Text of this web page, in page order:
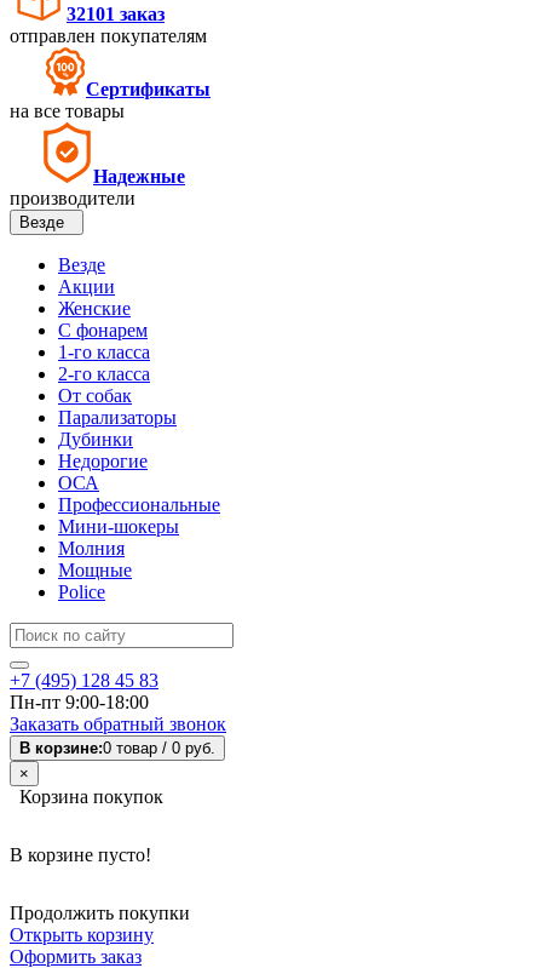
32101 заказ
отправлен покупателям
Сертификаты
на все товары
Надежные
производители
Везде
Везде
Акции
Женские
С фонарем
1-го класса
2-го класса
От собак
Парализаторы
Дубинки
Недорогие
ОСА
Профессиональные
Мини-шокеры
Молния
Мощные
Police
+7 (495) 128 45 83
Пн-пт 9:00-18:00
Заказать обратный звонок
В корзине:0 товар / 0 руб.
×
Корзина покупок
В корзине пусто!
Продолжить покупки
Открыть корзину
Оформить заказ